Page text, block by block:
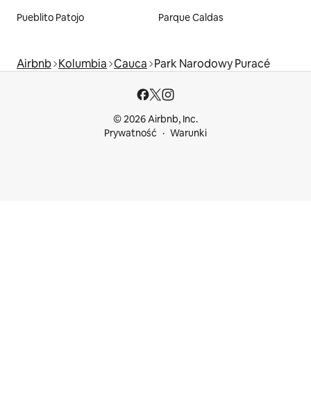
Pueblito Patojo Parque Caldas
Airbnb Kolumbia Cauca Park Narodowy Puracé
© 2026 Airbnb, Inc.
Prywatność
Warunki